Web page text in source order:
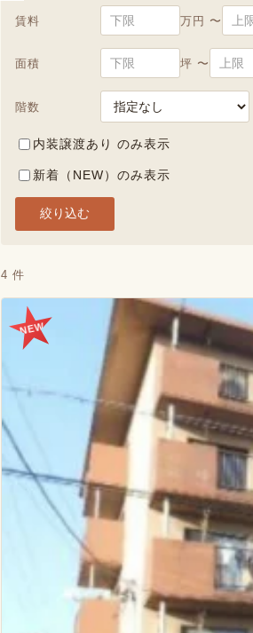
賃料 万円 〜
面積 坪 〜
階数
内装譲渡あり のみ表示
新着（NEW）のみ表示
絞り込む
4 件
NEW